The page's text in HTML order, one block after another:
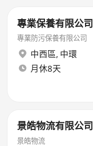
專業保養有限公司
專業防污保養有限公司
中西區, 中環
月休8天
景皓物流有限公司
景皓物流